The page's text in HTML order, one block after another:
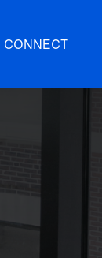
CONNECT